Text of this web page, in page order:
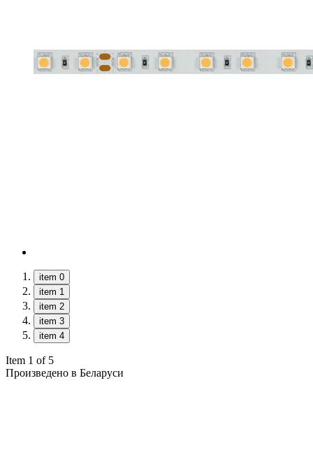
item 0
item 1
item 2
item 3
item 4
Item 1 of 5
Произведено в Беларуси